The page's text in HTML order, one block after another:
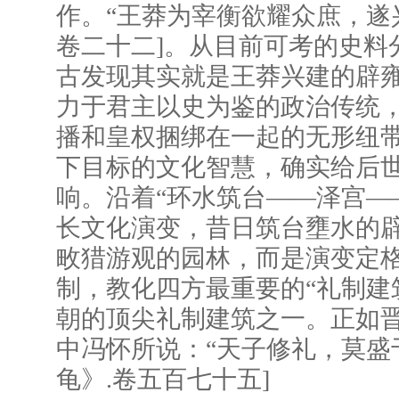
作。“王莽为宰衡欲耀众庶，
卷二十二]。从目前可考的史料
古发现其实就是王莽兴建的辟
力于君主以史为鉴的政治传统
播和皇权捆绑在一起的无形纽
下目标的文化智慧，确实给后
响。沿着“环水筑台——泽宫
长文化演变，昔日筑台壅水的
畋猎游观的园林，而是演变定
制，教化四方最重要的“礼制
朝的顶尖礼制建筑之一。正如
中冯怀所说：“天子修礼，莫
龟》.卷五百七十五]